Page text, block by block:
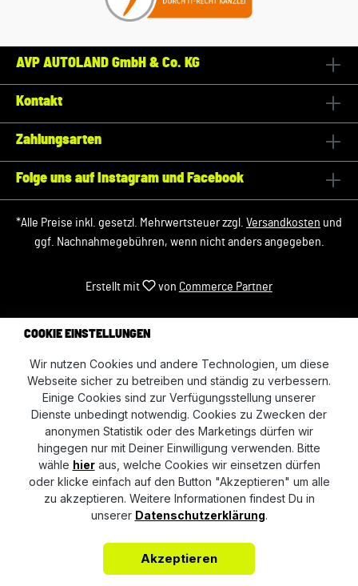
AVP AUTOLAND GmbH & Co. KG
Kontakt
Zahlungsarten
Folge uns auf Instagram und Facebook
*Alle Preise inkl. gesetzl. Mehrwertsteuer zzgl. Versandkosten und
ggf. Nachnahmegebühren, wenn nicht anders angegeben.
Erstellt mit von Commerce Partner
COOKIE EINSTELLUNGEN
Wir nutzen Cookies und andere Technologien, um diese
Webseite sicher zu betreiben und ständig zu verbessern.
Einige Cookies sind zur Verfügungsstellung unserer
Dienste unbedingt notwendig. Cookies zu Zwecken der
anonymen Statistik oder des Marketings dürfen wir
hingegen nur mit Deiner Einwilligung verwenden. Bitte
wähle hieraus, welche Cookies wir einsetzen dürfen
oder klicke einfach auf den Button "Akzeptieren" um alle
zu akzeptieren. Weitere Informationen findest Du in
unserer Datenschutzerklärung.
Akzeptieren